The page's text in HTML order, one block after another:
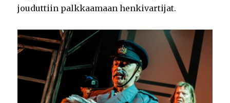
jouduttiin palkkaamaan henkivartijat.